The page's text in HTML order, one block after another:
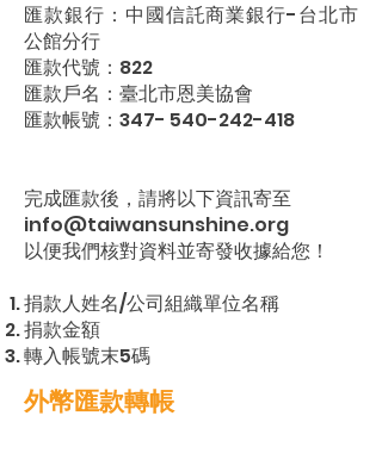
匯款銀行：中國信託商業銀行-台北市
公館分行
匯款代號：822
匯款戶名：臺北市恩美協會
匯款帳號：347- 540-242-418
完成匯款後，請將以下資訊寄至
info@taiwansunshine.org
以便我們核對資料並寄發收據給您！
捐款人姓名/公司組織單位名稱
​捐款金額
轉入帳號末5碼
外幣匯款轉帳